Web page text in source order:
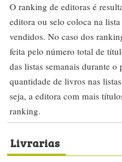
O ranking de editoras é
editora ou selo coloca na
vendidos. No caso dos
feita pelo número total de
das listas semanais durante
quantidade de livros nas
seja, a editora com mais
ranking.
Livrarias